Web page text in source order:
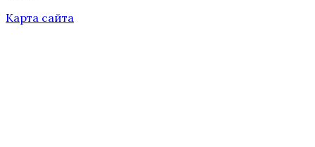
Карта сайта